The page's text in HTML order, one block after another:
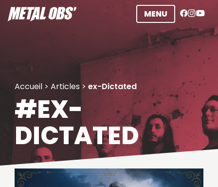
Aller
au
MENU
Accueil > Articles > ex-Dictated
#EX-
DICTATED